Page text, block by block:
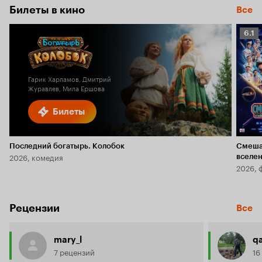
Билеты в кино Все
Билеты
Гарик Харламов, Дмитрий
Журавлев, Мила Ершова
Последний богатырь. Колобок
2026, комедия
6.1
6.1
2026,
Рецензии Все
mary_l
7 рецензий